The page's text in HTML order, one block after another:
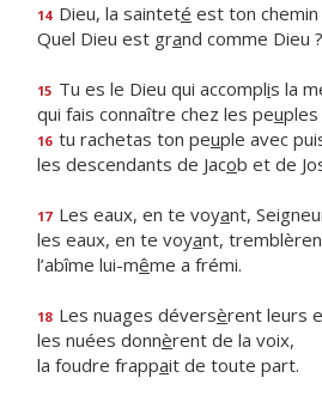
14 Dieu, la sainteté est ton chemin
Quel Dieu est grand comme Dieu ?
15 Tu es le Dieu qui accomplis la
qui fais connaître chez les peu
16 tu rachetas ton peuple avec
les descendants de Jacob et de
17 Les eaux, en te voyant,
les eaux, en te voyant,
l’abîme lui-même a frémi.
18 Les nuages déversèrent leurs
les nuées donnèrent de la voix,
la foudre frappait de toute part.